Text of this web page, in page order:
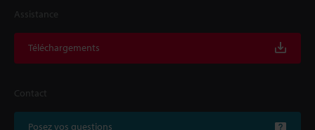
Assistance
Téléchargements
Contact
Posez vos questions